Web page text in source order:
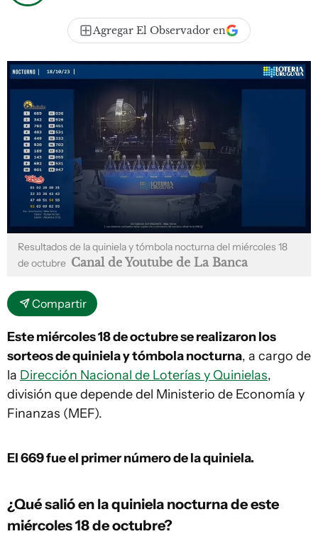
Agregar El Observador en
Resultados de la quiniela y tómbola nocturna del miércoles 18
de octubre Canal de Youtube de La Banca
Compartir
Este miércoles 18 de octubre se realizaron los
sorteos de quiniela y tómbola nocturna, a cargo de
la Dirección Nacional de Loterías y Quinielas,
división que depende del Ministerio de Economía y
Finanzas (MEF).
El 669fue el primer número de la quiniela.
¿Qué salió en la quiniela nocturna de este
miércoles 18 de octubre?